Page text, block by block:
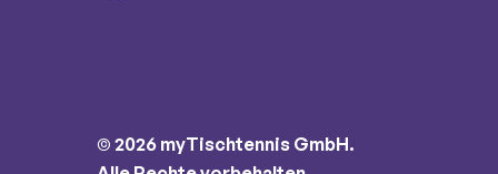
© 2026 myTischtennis GmbH.